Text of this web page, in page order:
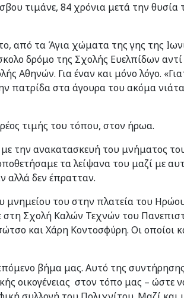
τιμάνε, 84 χρόνια μετά την
από τα Άγια χώματα της γης της
δρόμο της Σχολής Ευελπίδων αντί
Αθηνών. Για έναν και μόνο λόγο.
πατρίδα στα άγουρα του ακόμα
τιμής του τόπου, στον ήρωα.
την ανακατασκευή του μνήματος
τα λείψανα του μαζί με
αλλά δεν έπρατταν.
μνημείου του στην πλατεία του
Σχολή Καλών Τεχνών του
και Χάρη Κοντοσφύρη. Οι οποίοι
βήμα μας. Αυτό της συντήρησης
οικογένειας στον τόπο μας – ώστε